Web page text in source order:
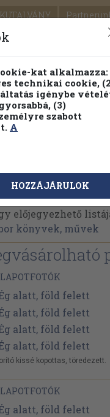
SEGÍTSÉG
Témaköri fa
Gábor
Gábor
előjegyezhető
könyvek, művek
kissé kopottas, töredezett.
kat alkalmazza:
technikai cookie,
igénybe
(3)
szabott
A
HOZZÁJÁRULOK